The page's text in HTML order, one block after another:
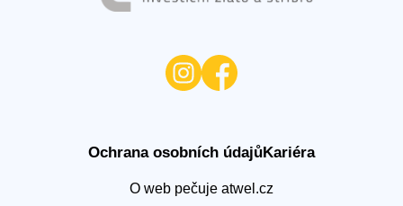
Ochrana osobních údajůKariéra
O web pečuje atwel.cz